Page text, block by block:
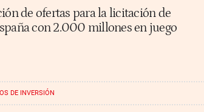
de ofertas para la licitación de
con 2.000 millones en juego
DE INVERSIÓN